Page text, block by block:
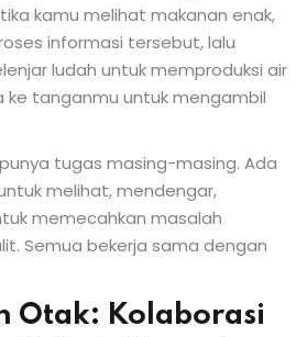
kamu melihat makanan enak,
informasi tersebut, lalu
ludah untuk memproduksi air
ke tanganmu untuk mengambil
tugas masing-masing. Ada
melihat, mendengar,
memecahkan masalah
Semua bekerja sama dengan
Otak: Kolaborasi